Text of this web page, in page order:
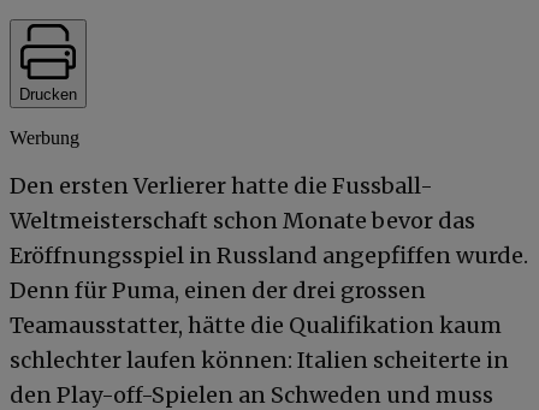
Drucken
Werbung
Den ersten Verlierer hatte die Fussball-
Weltmeisterschaft schon Monate bevor das
Eröffnungsspiel in Russland angepfiffen wurde.
Denn für Puma, einen der drei grossen
Teamausstatter, hätte die Qualifikation kaum
schlechter laufen können: Italien scheiterte in
den Play-off-Spielen an Schweden und muss